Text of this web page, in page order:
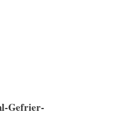
Gefrier-